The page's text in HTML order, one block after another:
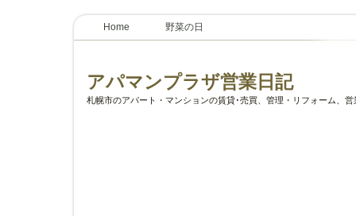
Home 野菜の日
アパマンプラザ営業日記
札幌市のアパート・マンションの賃貸･売買、管理・リフォーム、営